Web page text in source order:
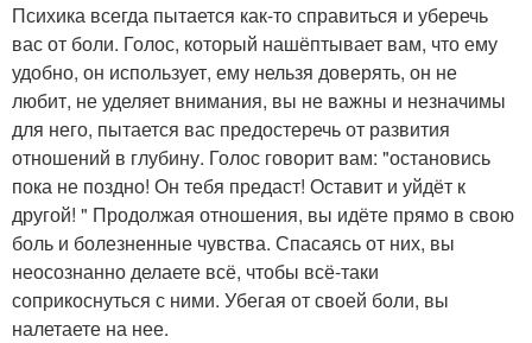
Психика всегда пытается как-то справиться и уберечь
вас от боли. Голос, который нашёптывает вам, что ему
удобно, он использует, ему нельзя доверять, он не
любит, не уделяет внимания, вы не важны и незначимы
для него, пытается вас предостеречь от развития
отношений в глубину. Голос говорит вам: "остановись
пока не поздно! Он тебя предаст! Оставит и уйдёт к
другой! " Продолжая отношения, вы идёте прямо в свою
боль и болезненные чувства. Спасаясь от них, вы
неосознанно делаете всё, чтобы всё-таки
соприкоснуться с ними. Убегая от своей боли, вы
налетаете на нее.